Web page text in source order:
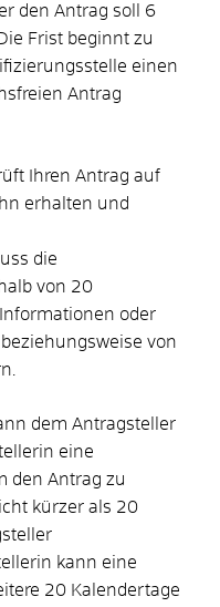
den Antrag soll 6
Frist beginnt zu
einen
Antrag
Ihren Antrag auf
erhalten und
die
von 20
oder
von
dem Antragsteller
eine
den Antrag zu
kürzer als 20
kann eine
20 Kalendertage